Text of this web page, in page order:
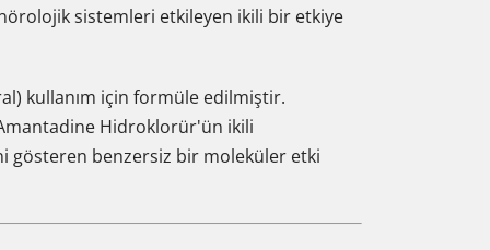
sistemleri etkileyen ikili bir etkiye
kullanım için formüle edilmiştir.
Amantadine Hidroklorür'ün ikili
gösteren benzersiz bir moleküler etki